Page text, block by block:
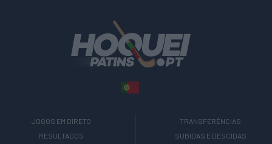
JOGOS EM DIRETO
RESULTADOS
TRANSFERÊNCIAS
SUBIDAS E DESCIDAS